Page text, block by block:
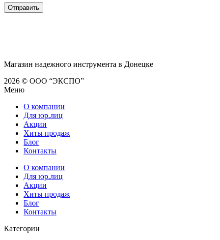
Магазин надежного инструмента в Донецке
2026 © ООО “ЭКСПО”
Меню
О компании
Для юр.лиц
Акции
Хиты продаж
Блог
Контакты
О компании
Для юр.лиц
Акции
Хиты продаж
Блог
Контакты
Категории